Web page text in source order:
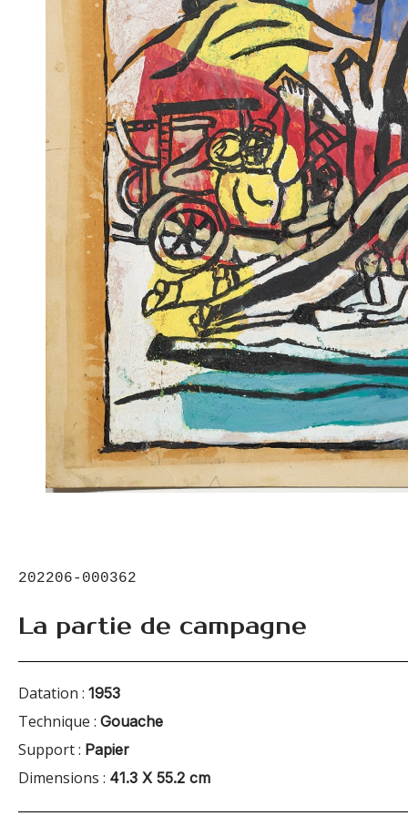
202206-000362
La partie de campagne
Datation : 1953
Technique : Gouache
Support : Papier
Dimensions : 41.3 X 55.2 cm